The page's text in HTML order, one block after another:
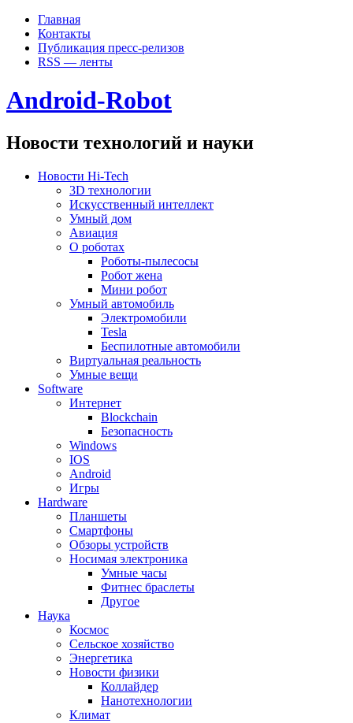
Главная
Контакты
Публикация пресс-релизов
RSS — ленты
Android-Robot
Новости технологий и науки
Новости Hi-Tech
3D технологии
Искусственный интеллект
Умный дом
Авиация
О роботах
Роботы-пылесосы
Робот жена
Мини робот
Умный автомобиль
Электромобили
Tesla
Беспилотные автомобили
Виртуальная реальность
Умные вещи
Software
Интернет
Blockchain
Безопасность
Windows
IOS
Android
Игры
Hardware
Планшеты
Смартфоны
Обзоры устройств
Носимая электроника
Умные часы
Фитнес браслеты
Другое
Наука
Космос
Сельское хозяйство
Энергетика
Новости физики
Коллайдер
Нанотехнологии
Климат